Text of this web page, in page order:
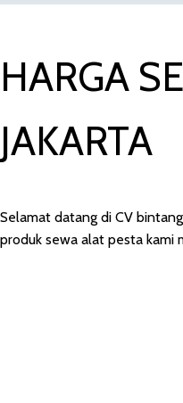
HARGA
JAKARTA
Selamat datang di CV
produk sewa alat pesta kami